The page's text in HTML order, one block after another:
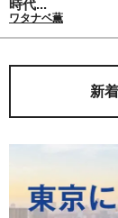
時代...
ワタナベ薫
新